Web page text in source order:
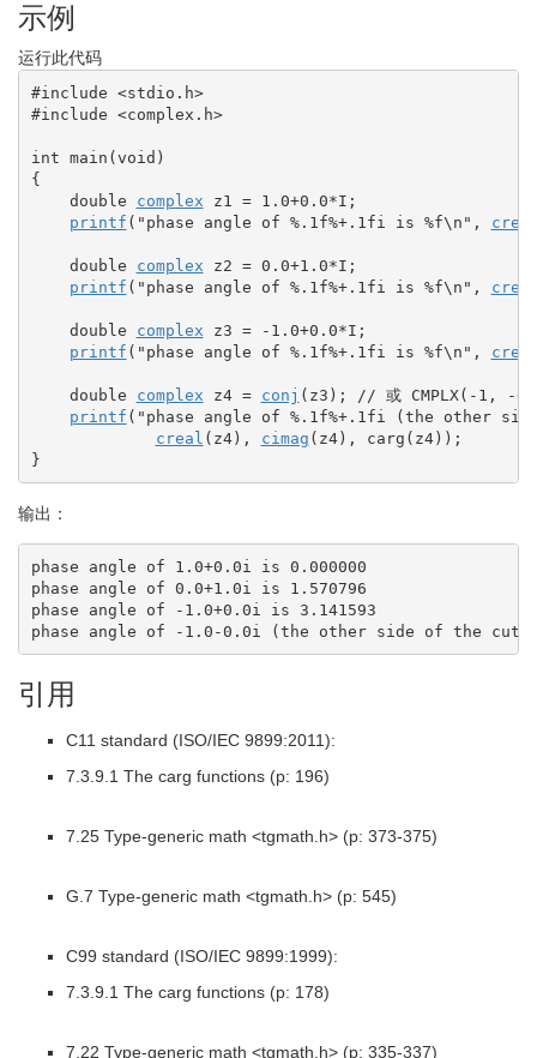
示例
运行此代码
#include <stdio.h>
#include <complex.h>
int main (void )
{
double
complex z1 = 1.0+0.0*I ;
printf ( "phase angle of %.1f%+.1fi is %f\n " ,
double complex z2 = 0.0+1.0*I ;
printf ( "phase angle of %.1f%+.1fi is %f\n " ,
double complex z3 = - 1.0+0.0*I ;
printf ( "phase angle of %.1f%+.1fi is %f\n " ,
double complex z4 = conj ( z3 ) ;
// 或 CMPLX(-1, -
printf ( "phase angle of %.1f%+.1fi (the other
creal ( z4) , cimag ( z4) , carg ( z4) ) ;
}
输出：
phase angle of 1.0+0.0i is 0.000000
phase angle of 0.0+1.0i is 1.570796
phase angle of -1.0+0.0i is 3.141593
phase angle of -1.0-0.0i (the other side of the cut)
引用
C11 standard (ISO/IEC 9899:2011):
7.3.9.1 The carg functions (p: 196)
7.25 Type-generic math <tgmath.h> (p: 373-375)
G.7 Type-generic math <tgmath.h> (p: 545)
C99 standard (ISO/IEC 9899:1999):
7.3.9.1 The carg functions (p: 178)
7.22 Type-generic math <tgmath.h> (p: 335-337)